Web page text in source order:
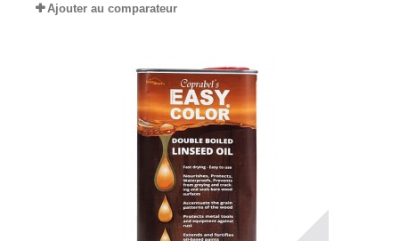
Ajouter au comparateur